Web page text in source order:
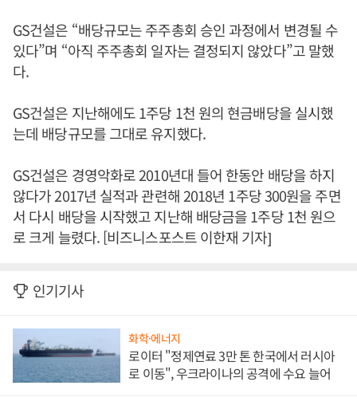
GS건설은 “배당규모는 주주총회 승인 과정에서 변경될 수
있다”며 “아직 주주총회 일자는 결정되지 않았다”고 말했
다.
GS건설은 지난해에도 1주당 1천 원의 현금배당을 실시했
는데 배당규모를 그대로 유지했다.
GS건설은 경영악화로 2010년대 들어 한동안 배당을 하지
않다가 2017년 실적과 관련해 2018년 1주당 300원을 주면
서 다시 배당을 시작했고 지난해 배당금을 1주당 1천 원으
로 크게 늘렸다. [비즈니스포스트 이한재 기자]
인기기사
화학·에너지
로이터 "정제연료 3만 톤 한국에서 러시아
로 이동", 우크라이나의 공격에 수요 늘어